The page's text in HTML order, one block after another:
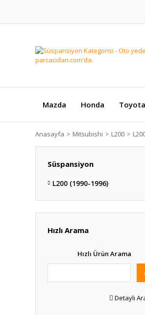
Mazda Honda Toyota
Anasayfa Mitsubishi L200
Süspansiyon
L200 (1990-1996)
Hızlı Arama
Hızlı Ürün Arama
Detaylı